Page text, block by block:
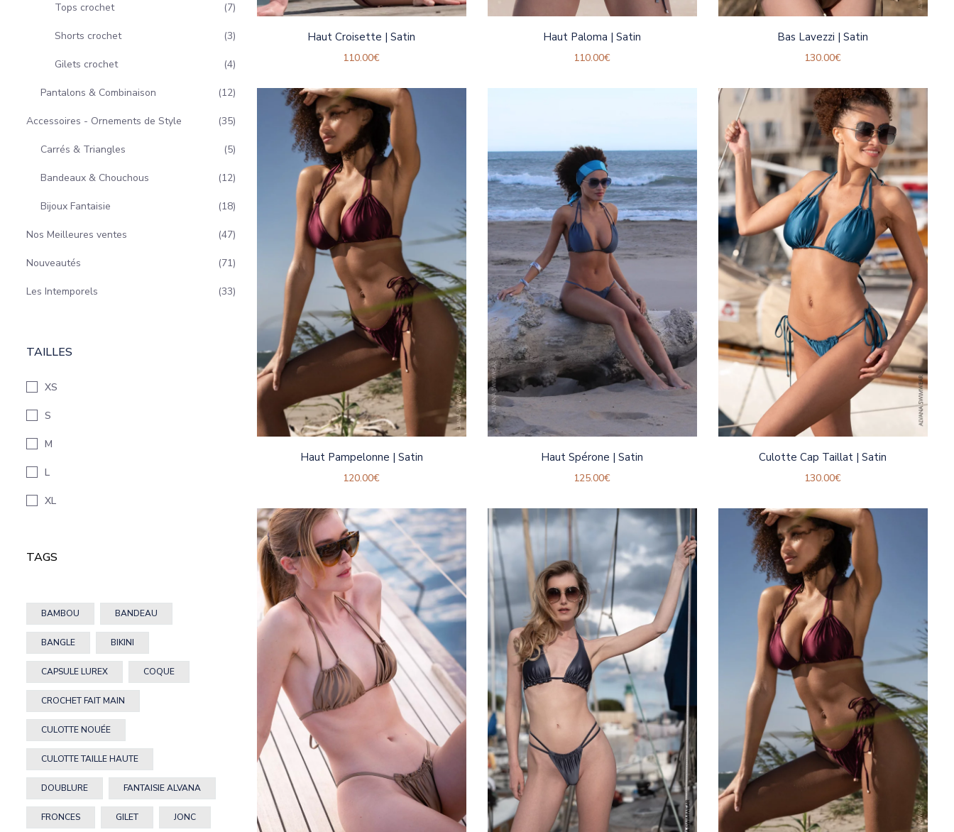
Tops crochet 7
Shorts crochet 3
Gilets crochet 4
Pantalons & Combinaison 12
Accessoires - Ornements de Style 35
Carrés & Triangles 5
Bandeaux & Chouchous 12
Bijoux Fantaisie 18
Nos Meilleures ventes 47
Nouveautés 71
Les Intemporels 33
TAILLES
XS
S
M
L
XL
TAGS
BAMBOU BANDEAU
BANGLE BIKINI
CAPSULE LUREX COQUE
CROCHET FAIT MAIN
CULOTTE NOUÉE
CULOTTE TAILLE HAUTE
DOUBLURE FANTAISIE ALVANA
FRONCES GILET JONC
Haut Croisette | Satin
110.00€
Haut Paloma | Satin
110.00€
Bas Lavezzi | Satin
130.00€
Haut Pampelonne | Satin
120.00€
Haut Spérone | Satin
125.00€
Culotte Cap Taillat | Satin
130.00€